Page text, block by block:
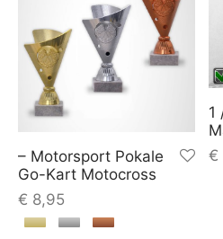
– Motorsport Pokale
Go-Kart Motocross
€ 8,95
1
€